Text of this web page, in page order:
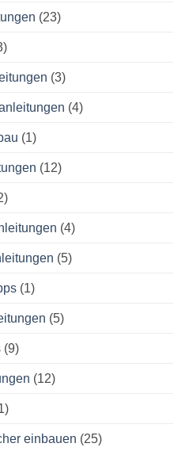
(23)
(3)
(4)
(1)
(12)
(4)
(5)
(1)
(5)
(9)
(12)
einbauen (25)